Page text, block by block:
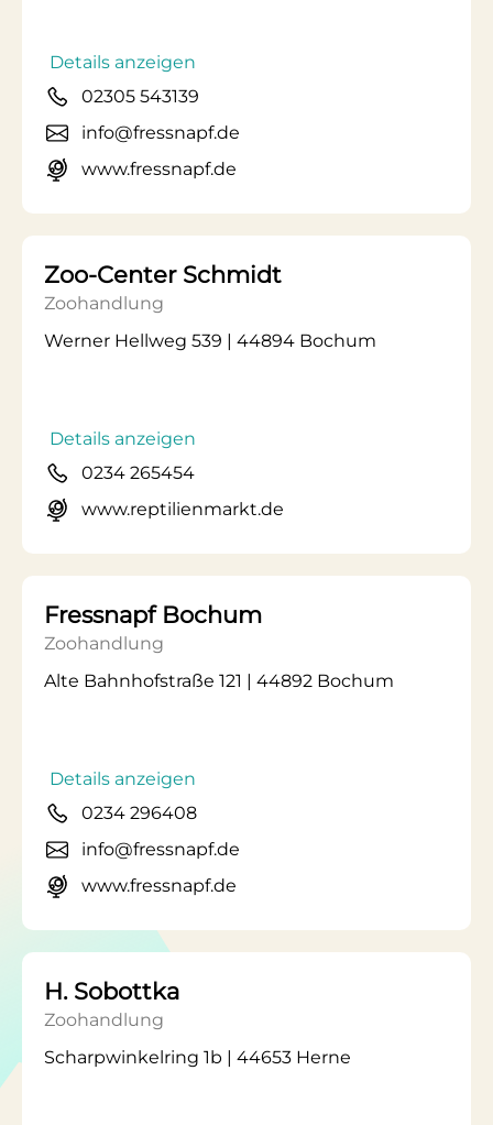
Details anzeigen
02305 543139
info@fressnapf.de
www.fressnapf.de
Zoo-Center Schmidt
Zoohandlung
Werner Hellweg 539 | 44894 Bochum
Details anzeigen
0234 265454
www.reptilienmarkt.de
Fressnapf Bochum
Zoohandlung
Alte Bahnhofstraße 121 | 44892 Bochum
Details anzeigen
0234 296408
info@fressnapf.de
www.fressnapf.de
H. Sobottka
Zoohandlung
Scharpwinkelring 1b | 44653 Herne